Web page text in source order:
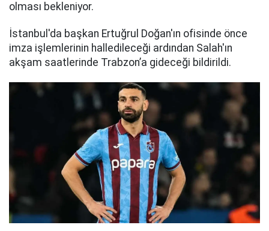
olması bekleniyor.
İstanbul'da başkan Ertuğrul Doğan'ın ofisinde önce
imza işlemlerinin halledileceği ardından Salah'ın
akşam saatlerinde Trabzon’a gideceği bildirildi.